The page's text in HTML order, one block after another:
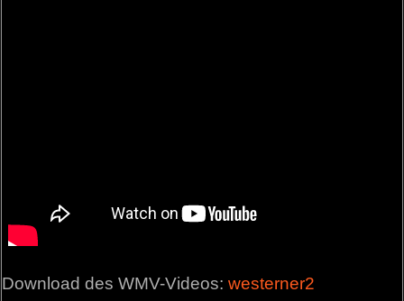
Download des WMV-Videos:westerner2